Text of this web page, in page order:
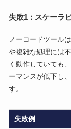
失敗1：スケーラ
ノーコードツール
や複雑な処理には
く動作していても
ーマンスが低下し
す。
失敗例